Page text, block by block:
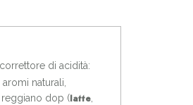
di acidità:
naturali,
dop (latte,